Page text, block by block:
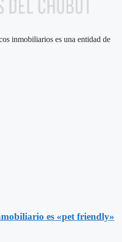
inmobiliarios es una entidad de
es «pet friendly»